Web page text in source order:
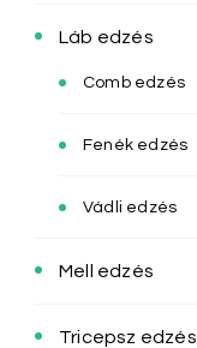
Láb edzés
Comb edzés
Fenék edzés
Vádli edzés
Mell edzés
Tricepsz edzés